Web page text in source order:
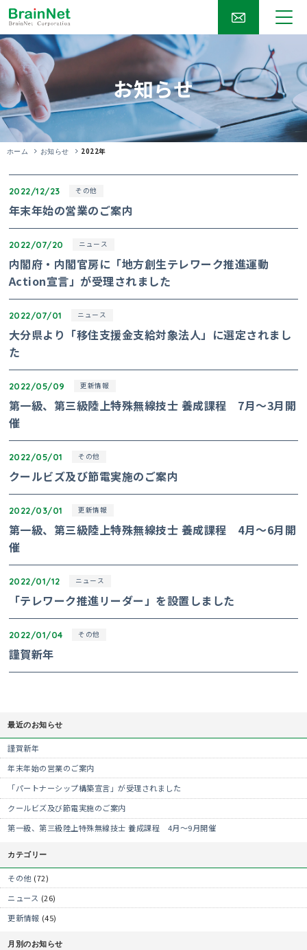
お知らせ
ホーム お知らせ 2022年
2022/12/23 その他
年末年始の営業のご案内
2022/07/20 ニュース
内閣府・内閣官房に「地方創生テレワーク推進運動
Action宣言」が受理されました
2022/07/01 ニュース
大分県より「移住支援金支給対象法人」に選定されまし
た
2022/05/09 更新情報
第一級、第三級陸上特殊無線技士 養成課程 7月～3月開
催
2022/05/01 その他
クールビズ及び節電実施のご案内
2022/03/01 更新情報
第一級、第三級陸上特殊無線技士 養成課程 4月～6月開
催
2022/01/12 ニュース
「テレワーク推進リーダー」を設置しました
2022/01/04 その他
謹賀新年
最近のお知らせ
謹賀新年
年末年始の営業のご案内
「パートナーシップ構築宣言」が受理されました
クールビズ及び節電実施のご案内
第一級、第三級陸上特殊無線技士 養成課程 4月～9月開催
カテゴリー
その他 (72)
ニュース (26)
更新情報 (45)
月別のお知らせ